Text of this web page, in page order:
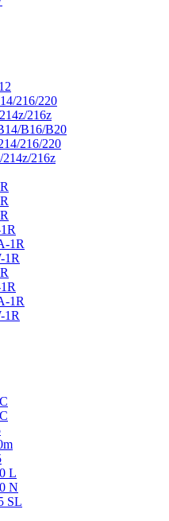
216/220
216z
B16/B20
216/220
216z
1R
1R
1R
1R
L
N
SL